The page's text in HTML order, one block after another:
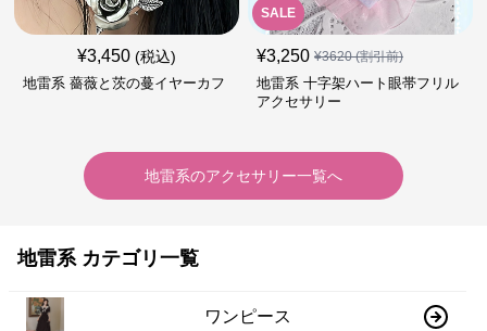
¥3,450 (税込)
地雷系 薔薇と茨の蔓イヤーカフ
SALE
¥3,250 ¥3620(割引前)
地雷系 十字架ハート眼帯フリル
アクセサリー
地雷系のアクセサリー一覧へ
地雷系 カテゴリ一覧
ワンピース